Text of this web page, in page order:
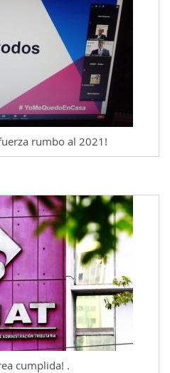
rumbo al 2021!
cumplida! .